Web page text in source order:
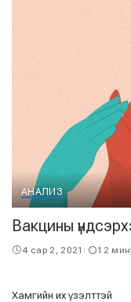
АНАЛИЗ
Вакцины
4 сар 2, 2021 12
Хамгийн их үзэлттэй